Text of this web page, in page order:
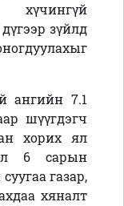
зүйлд
ангийн 7.1
шүүгдэгч
хорих ял
6 сарын
газар,
хяналт